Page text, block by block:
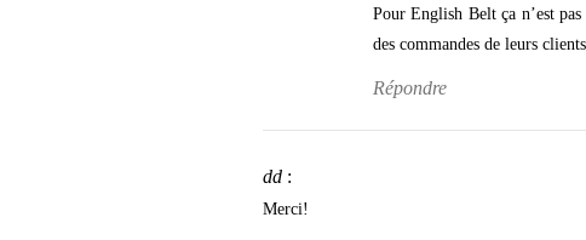
Pour English Belt ça n’est
des commandes de leurs
Répondre
dd :
Merci!